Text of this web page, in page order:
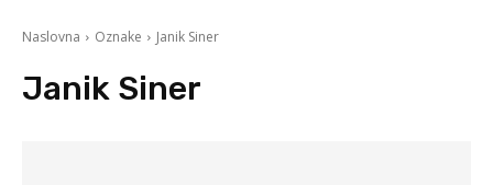
Naslovna Oznake Janik Siner
Janik Siner